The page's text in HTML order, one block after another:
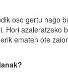
oso gertu nago
Hori azaleratzeko
ematen ote